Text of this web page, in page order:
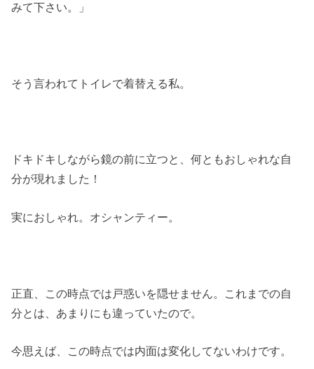
みて下さい。」
そう言われてトイレで着替える私。
ドキドキしながら鏡の前に立つと、何ともおしゃれな自
分が現れました！
実におしゃれ。オシャンティー。
正直、この時点では戸惑いを隠せません。これまでの自
分とは、あまりにも違っていたので。
今思えば、この時点では内面は変化してないわけです。